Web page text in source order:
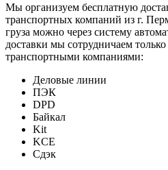
Мы организуем бесплатную
транспортных компаний из г.
груза можно через систему
доставки мы сотрудничаем
транспортными компаниями:
Деловые линии
ПЭК
DPD
Байкал
Kit
KCE
Сдэк